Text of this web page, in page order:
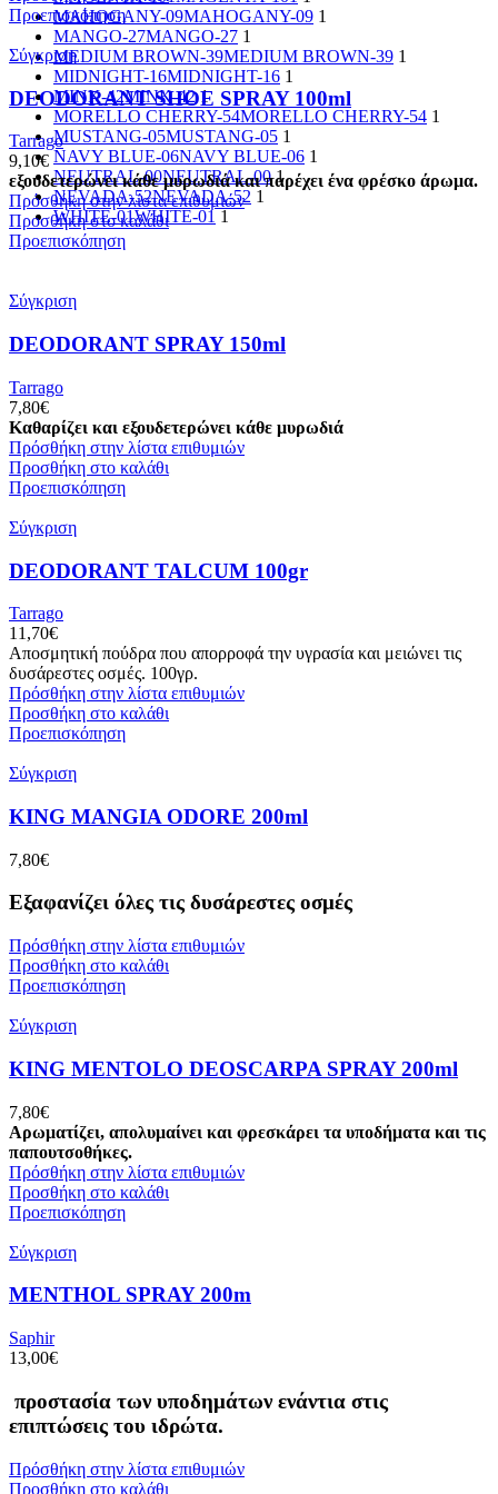
MAHOGANY-09MAHOGANY-09 1
MANGO-27MANGO-27 1
MEDIUM BROWN-39MEDIUM BROWN-39 1
MIDNIGHT-16MIDNIGHT-16 1
MINK-42MINK-42 1
MORELLO CHERRY-54MORELLO CHERRY-54 1
MUSTANG-05MUSTANG-05 1
NAVY BLUE-06NAVY BLUE-06 1
NEUTRAL-00NEUTRAL-00 1
NEVADA-52NEVADA-52 1
WHITE-01WHITE-01 1
Προεπισκόπηση
Σύγκριση
DEODORANT SHOE SPRAY 100ml
Tarrago
9,10€
εξουδετερώνει κάθε μυρωδιά και παρέχει ένα φρέσκο ​​άρωμα.
Πρόσθήκη στην λίστα επιθυμιών
Προσθήκη στο καλάθι
Προεπισκόπηση
Σύγκριση
DEODORANT SPRAY 150ml
Tarrago
7,80€
Καθαρίζει και εξουδετερώνει κάθε μυρωδιά
Πρόσθήκη στην λίστα επιθυμιών
Προσθήκη στο καλάθι
Προεπισκόπηση
Σύγκριση
DEODORANT TALCUM 100gr
Tarrago
11,70€
Αποσμητική πούδρα που απορροφά την υγρασία και μειώνει τις
δυσάρεστες οσμές. 100γρ.
Πρόσθήκη στην λίστα επιθυμιών
Προσθήκη στο καλάθι
Προεπισκόπηση
Σύγκριση
KING MANGIA ODORE 200ml
7,80€
Εξαφανίζει όλες τις δυσάρεστες οσμές
Πρόσθήκη στην λίστα επιθυμιών
Προσθήκη στο καλάθι
Προεπισκόπηση
Σύγκριση
KING MENTOLO DEOSCARPA SPRAY 200ml
7,80€
Αρωματίζει, απολυμαίνει και φρεσκάρει τα υποδήματα και τις
παπουτσοθήκες.
Πρόσθήκη στην λίστα επιθυμιών
Προσθήκη στο καλάθι
Προεπισκόπηση
Σύγκριση
MENTHOL SPRAY 200m
Saphir
13,00€
προστασία των υποδημάτων ενάντια στις
επιπτώσεις του ιδρώτα.
Πρόσθήκη στην λίστα επιθυμιών
Προσθήκη στο καλάθι